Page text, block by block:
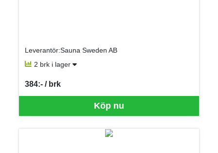
Leverantör:Sauna Sweden AB
2 brk i lager
Köp nu
384:- / brk
SEK per BRK